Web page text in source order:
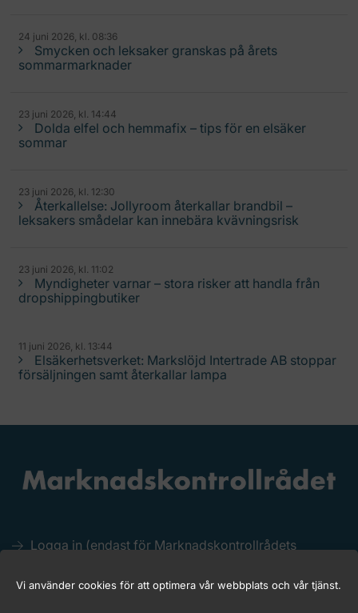
Vi använder cookies för att optimera vår webbplats och vår tjänst.
24 juni 2026, kl. 08:36
Smycken och leksaker granskas på årets
sommarmarknader
23 juni 2026, kl. 14:44
Dolda elfel och hemmafix – tips för en elsäker
sommar
23 juni 2026, kl. 12:30
Återkallelse: Jollyroom återkallar brandbil –
leksakers smådelar kan innebära kvävningsrisk
23 juni 2026, kl. 11:02
Myndigheter varnar – stora risker att handla från
dropshippingbutiker
11 juni 2026, kl. 13:44
Elsäkerhetsverket: Markslöjd Intertrade AB stoppar
försäljningen samt återkallar lampa
Logga in (endast för Marknadskontrollrådets
Kakor (Cookies)